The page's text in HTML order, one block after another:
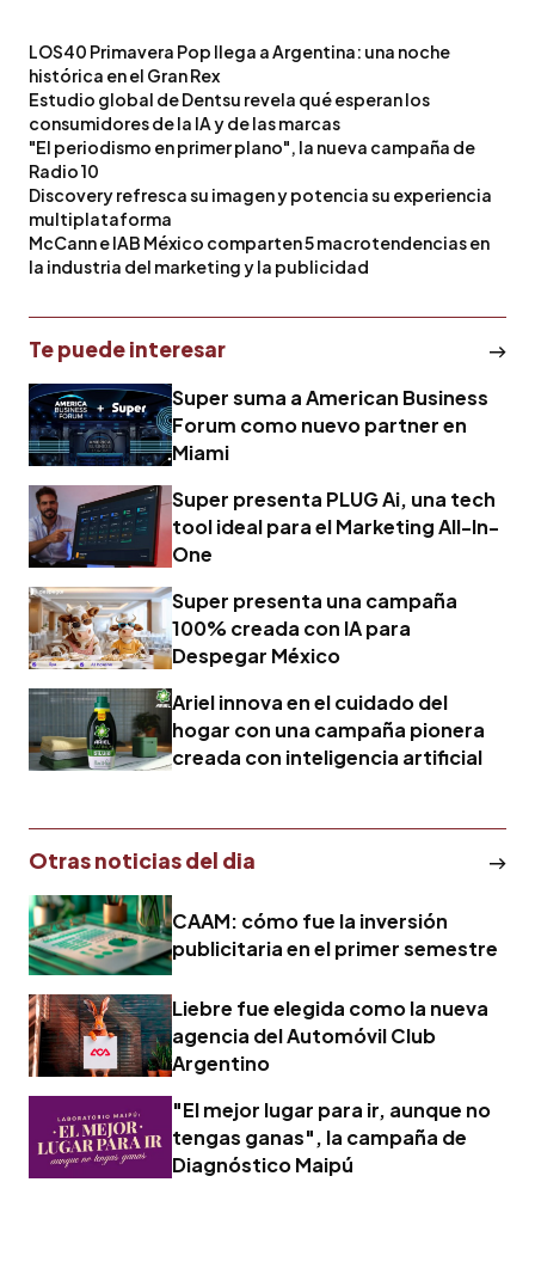
LOS40 Primavera Pop llega a Argentina: una noche
histórica en el Gran Rex
Estudio global de Dentsu revela qué esperan los
consumidores de la IA y de las marcas
"El periodismo en primer plano", la nueva campaña de
Radio 10
Discovery refresca su imagen y potencia su experiencia
multiplataforma
McCann e IAB México comparten 5 macrotendencias en
la industria del marketing y la publicidad
Te puede interesar
Super suma a American Business
Forum como nuevo partner en
Miami
Super presenta PLUG Ai, una tech
tool ideal para el Marketing All-In-
One
Super presenta una campaña
100% creada con IA para
Despegar México
Ariel innova en el cuidado del
hogar con una campaña pionera
creada con inteligencia artificial
Otras noticias del dia
CAAM: cómo fue la inversión
publicitaria en el primer semestre
Liebre fue elegida como la nueva
agencia del Automóvil Club
Argentino
"El mejor lugar para ir, aunque no
tengas ganas", la campaña de
Diagnóstico Maipú